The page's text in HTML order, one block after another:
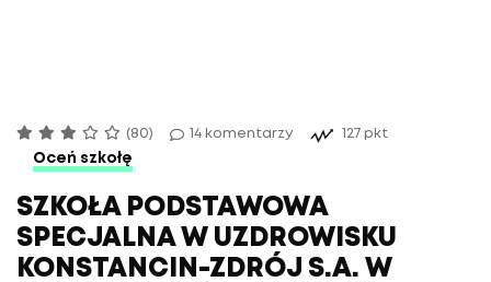
(80) 14 komentarzy 127 pkt
Oceń szkołę
SZKOŁA PODSTAWOWA
SPECJALNA W UZDROWISKU
KONSTANCIN-ZDRÓJ S.A. W